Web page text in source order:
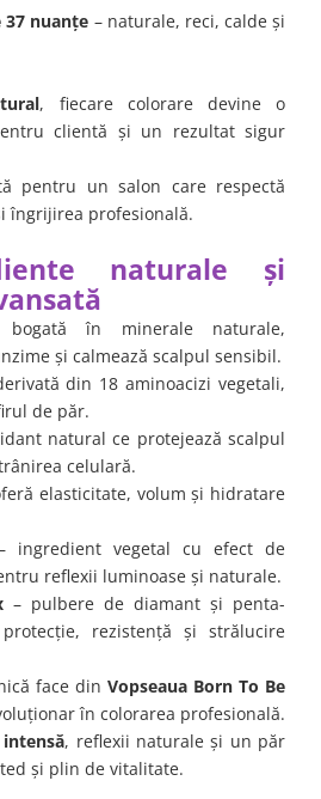
37 nuanțe – naturale, reci, calde și
, fiecare colorare devine o
clientă și un rezultat sigur
pentru un salon care respectă
îngrijirea profesională.
naturale și
în minerale naturale,
și calmează scalpul sensibil.
din 18 aminoacizi vegetali,
de păr.
natural ce protejează scalpul
celulară.
elasticitate, volum și hidratare
ingredient vegetal cu efect de
reflexii luminoase și naturale.
– pulbere de diamant și penta-
rezistență și strălucire
face din Vopseaua Born To Be
în colorarea profesională.
, reflexii naturale și un păr
și plin de vitalitate.